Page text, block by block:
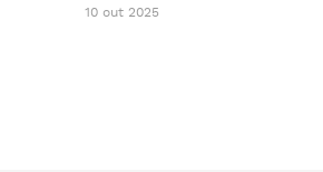
10 out 2025